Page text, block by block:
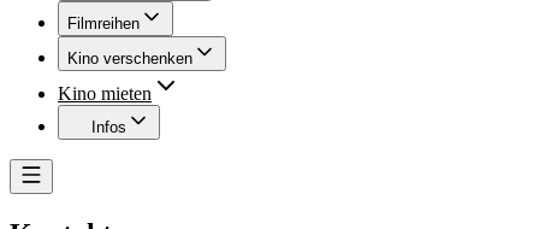
Filmreihen
Kino verschenken
Kino mieten
Infos